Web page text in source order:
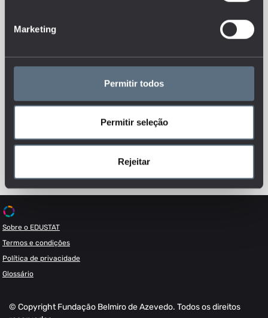
Marketing
Permitir todos
Permitir seleção
Rejeitar
Esteja sempre a par das novidades, siga-nos nas redes sociais.
Sobre o EDUSTAT
Termos e condições
Política de privacidade
Glossário
© Copyright Fundação Belmiro de Azevedo. Todos os direitos